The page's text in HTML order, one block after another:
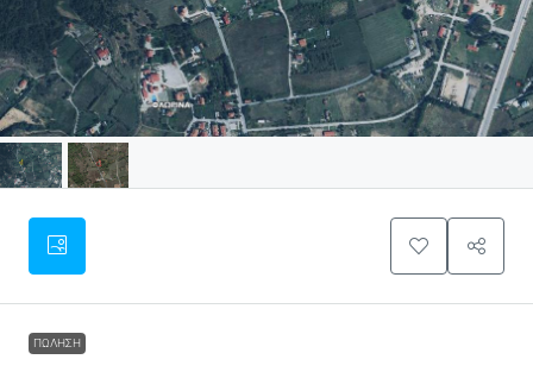
ΠΏΛΗΣΗ